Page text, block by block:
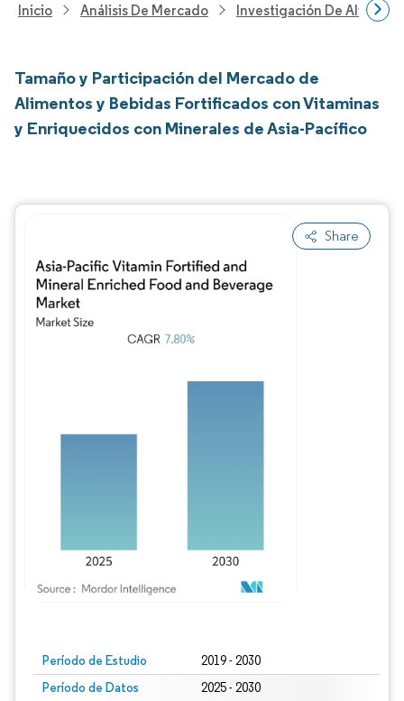
Inicio Análisis De Mercado Investigación De
Tamaño y Participación del Mercado de
Alimentos y Bebidas Fortificados con Vitaminas
y Enriquecidos con Minerales de Asia-Pacífico
Share
Período de Estudio 2019 - 2030
Período de Datos
2025 - 2030